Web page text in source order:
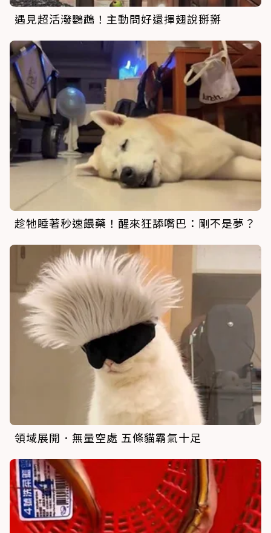
遇見超活潑鸚鵡！主動問好還揮翅說掰掰
趁牠睡著秒速餵藥！醒來狂舔嘴巴：剛不是夢？
領域展開．無量空處 五條貓霸氣十足